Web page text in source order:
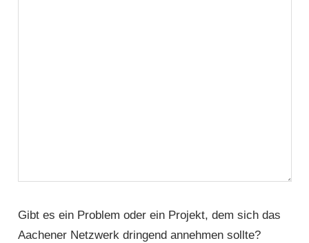
Gibt es ein Problem oder ein Projekt, dem sich das
Aachener Netzwerk dringend annehmen sollte?